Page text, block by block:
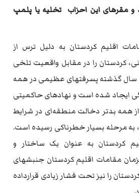
و مقرهای این احزاب تخلیه یا پلمپ
اقلیم کردستان به دلیل ترس از
کردستان را در مقابل واقعیت تلخی
سال گذشته پسرفتهای عظیمی در همه
ایجاد شده است و نهادهای حاکمیتی
همه بدتر دخالت منطقه‌ای در شرایط
به مرحله بسیار خطرناکی رسیده است.
کردستان به عنوان یک ساختار و
مقامات اقلیم کردستان جنبشهای
را نیز تحت فشار زیادی قرارداده